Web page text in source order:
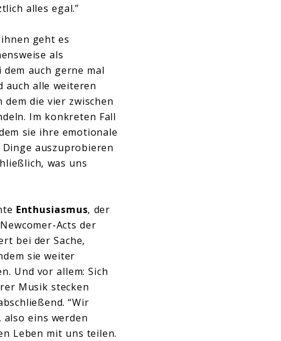
alles egal.”
geht es
als
auch gerne mal
auch alle weiteren
dem die vier zwischen
Im konkreten Fall
sie ihre emotionale
auszuprobieren
was uns
Enthusiasmus, der
Acts der
bei der Sache,
sie weiter
Und vor allem: Sich
Musik stecken
“Wir
eins werden
Leben mit uns teilen.